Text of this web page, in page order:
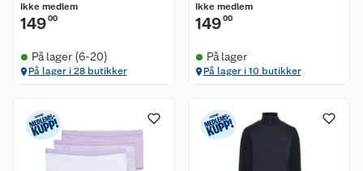
Ikke medlem
14900
På lager (6-20)
På lager i 28 butikker
Ikke medlem
14900
På lager
På lager i 10 butikker